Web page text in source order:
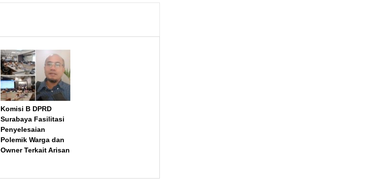
Komisi B DPRD
Surabaya Fasilitasi
Penyelesaian
Polemik Warga dan
Owner Terkait Arisan